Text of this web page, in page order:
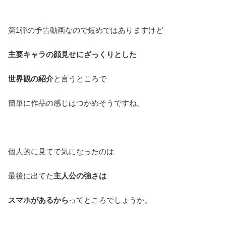
第1弾の予告動画なので短めではありますけど
主要キャラの顔見せにざっくりとした
世界観の紹介と言うところで
簡単に作品の感じはつかめそうですね。
個人的に見てて気になったのは
最後に出てた主人公の強さは
スマホがあるからってところでしょうか。